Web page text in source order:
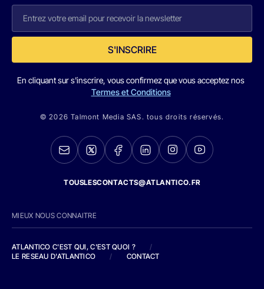
S'INSCRIRE
En cliquant sur s'inscrire, vous confirmez que vous acceptez nos
Termes et Conditions
© 2026 Talmont Media SAS. tous droits réservés.
TOUSLESCONTACTS@ATLANTICO.FR
MIEUX NOUS CONNAITRE
ATLANTICO C'EST QUI, C'EST QUOI ?
/
LE RESEAU D'ATLANTICO
/ CONTACT